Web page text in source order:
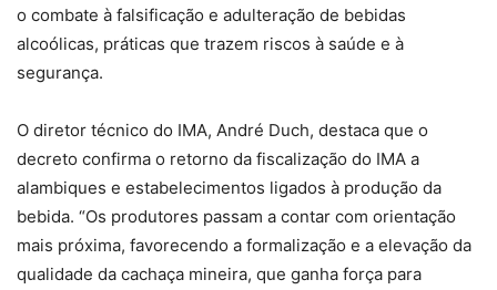
o combate à falsificação e adulteração de bebidas
alcoólicas, práticas que trazem riscos à saúde e à
segurança.
O diretor técnico do IMA, André Duch, destaca que o
decreto confirma o retorno da fiscalização do IMA a
alambiques e estabelecimentos ligados à produção da
bebida. “Os produtores passam a contar com orientação
mais próxima, favorecendo a formalização e a elevação da
qualidade da cachaça mineira, que ganha força para